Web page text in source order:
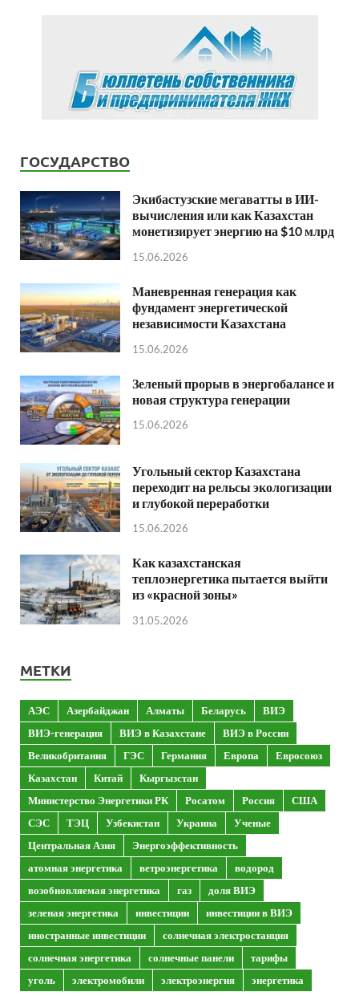
ГОСУДАРСТВО
Экибастузские мегаватты в ИИ-
вычисления или как Казахстан
монетизирует энергию на $10 млрд
15.06.2026
Маневренная генерация как
фундамент энергетической
независимости Казахстана
15.06.2026
Зеленый прорыв в энергобалансе и
новая структура генерации
15.06.2026
Угольный сектор Казахстана
переходит на рельсы экологизации
и глубокой переработки
15.06.2026
Как казахстанская
теплоэнергетика пытается выйти
из «красной зоны»
31.05.2026
МЕТКИ
АЭС Азербайджан Алматы Беларусь
ВИЭ
ВИЭ-генерация
ВИЭ в Казахстане
ВИЭ в России
Великобритания
ГЭС Германия Европа
Евросоюз
Казахстан
Китай
Кыргызстан
Министерство Энергетики РК
Росатом Россия
США
СЭС
ТЭЦ Узбекистан Украина
Ученые
Центральная Азия
Энергоэффективность
атомная энергетика
ветроэнергетика
водород
возобновляемая энергетика
газ
доля ВИЭ
зеленая энергетика
инвестиции
инвестиции в ВИЭ
иностранные инвестиции
солнечная электростанция
солнечная энергетика
солнечные панели
тарифы
уголь
электромобили электроэнергия энергетика